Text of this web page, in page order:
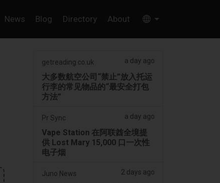
News Blog Directory About
getreading.co.uk a day ago
大多数航空公司“禁止”放入托运
行李的常见物品的“最安全打包
方法”
Pr Sync a day ago
Vape Station 在阿联酋全境提
供 Lost Mary 15,000 口一次性
电子烟
Juno News 2 days ago